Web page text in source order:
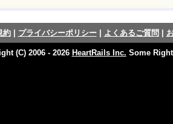
約| プライバシーポリシー| よくあるご質問 |
(C) 2006 - 2026 HeartRails Inc. Some